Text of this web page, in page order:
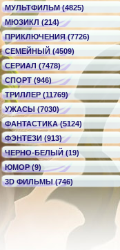
МУЛЬТФИЛЬМ (4825)
МЮЗИКЛ (214)
ПРИКЛЮЧЕНИЯ (7726)
СЕМЕЙНЫЙ (4509)
СЕРИАЛ (7478)
СПОРТ (946)
ТРИЛЛЕР (11769)
УЖАСЫ (7030)
ФАНТАСТИКА (5124)
ФЭНТЕЗИ (913)
ЧЕРНО-БЕЛЫЙ (19)
ЮМОР (9)
3D ФИЛЬМЫ (746)